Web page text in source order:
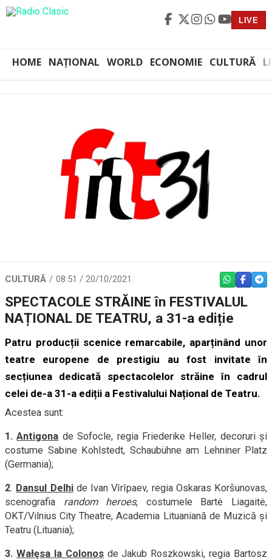
LIVE
HOME NAȚIONAL WORLD ECONOMIE CULTURĂ
CULTURĂ 08:51 / 20/10/2021 WHATSAPP
SPECTACOLE STRĂINE în FESTIVALUL
NAȚIONAL DE TEATRU, a 31-a ediție
Patru producții scenice remarcabile, aparținând unor
teatre europene de prestigiu au fost invitate în
secțiunea dedicată spectacolelor străine în cadrul
celei de-a 31-a ediții a Festivalului Național de Teatru.
Acestea sunt:
1.Antigona de Sofocle, regia Friederike Heller, decoruri și
costume Sabine Kohlstedt, Schaubühne am Lehniner Platz
(Germania);
2. Dansul Delhide Ivan Vîrîpaev, regia Oskaras Koršunovas,
scenografia random heroes, costumele Bartė Liagaitė,
OKT/Vilnius City Theatre, Academia Lituaniană de Muzică și
Teatru (Lituania);
3. Wałęsa la Colonosde Jakub Roszkowski, regia Bartosz